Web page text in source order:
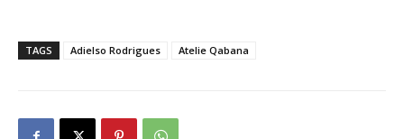
TAGS Adielso Rodrigues Atelie Qabana